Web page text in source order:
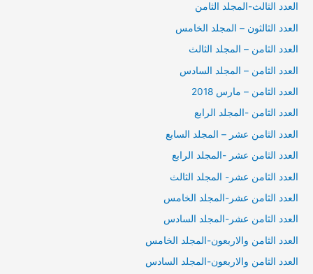
العدد الثالث-المجلد الثامن
العدد الثالثون – المجلد الخامس
العدد الثامن – المجلد الثالث
العدد الثامن – المجلد السادس
العدد الثامن – مارس 2018
العدد الثامن -المجلد الرابع
العدد الثامن عشر – المجلد السابع
العدد الثامن عشر -المجلد الرابع
العدد الثامن عشر- المجلد الثالث
العدد الثامن عشر-المجلد الخامس
العدد الثامن عشر-المجلد السادس
العدد الثامن والاربعون-المجلد الخامس
العدد الثامن والاربعون-المجلد السادس